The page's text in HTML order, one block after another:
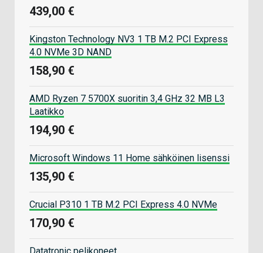
439,00 €
Kingston Technology NV3 1 TB M.2 PCI Express
4.0 NVMe 3D NAND
158,90 €
AMD Ryzen 7 5700X suoritin 3,4 GHz 32 MB L3
Laatikko
194,90 €
Microsoft Windows 11 Home sähköinen lisenssi
135,90 €
Crucial P310 1 TB M.2 PCI Express 4.0 NVMe
170,90 €